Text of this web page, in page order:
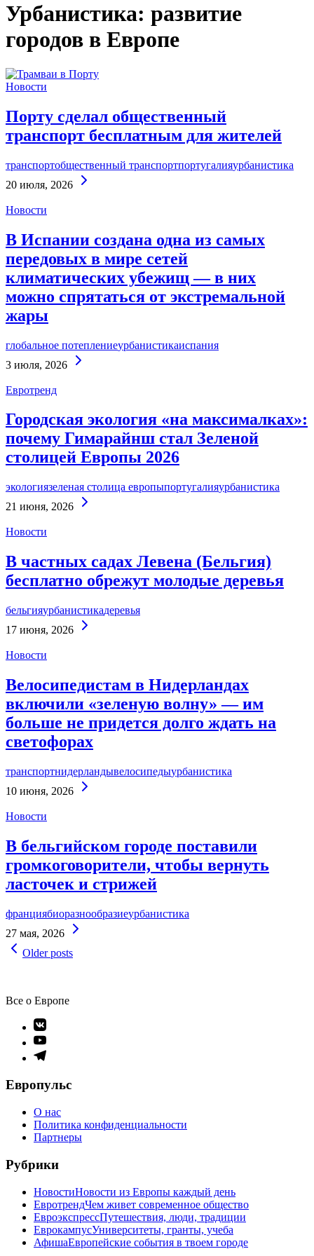
Урбанистика: развитие
городов в Европе
Новости
Порту сделал общественный
транспорт бесплатным для жителей
транспортобщественный транспортпортугалияурбанистика
20 июля, 2026
Новости
В Испании создана одна из самых
передовых в мире сетей
климатических убежищ — в них
можно спрятаться от экстремальной
жары
глобальное потеплениеурбанистикаиспания
3 июля, 2026
Евротренд
Городская экология «на максималках»:
почему Гимарайнш стал Зеленой
столицей Европы 2026
экологиязеленая столица европыпортугалияурбанистика
21 июня, 2026
Новости
В частных садах Левена (Бельгия)
бесплатно обрежут молодые деревья
бельгияурбанистикадеревья
17 июня, 2026
Новости
Велосипедистам в Нидерландах
включили «зеленую волну» — им
больше не придется долго ждать на
светофорах
транспортнидерландывелосипедыурбанистика
10 июня, 2026
Новости
В бельгийском городе поставили
громкоговорители, чтобы вернуть
ласточек и стрижей
франциябиоразнообразиеурбанистика
27 мая, 2026
Навигация
Older posts
Все о Европе
Элемент
меню
Элемент
меню
Элемент
Европульс
О нас
Политика конфиденциальности
Партнеры
Рубрики
НовостиНовости из Европы каждый день
ЕвротрендЧем живет современное общество
ЕвроэкспрессПутешествия, люди, традиции
ЕврокампусУниверситеты, гранты, учеба
АфишаЕвропейские события в твоем городе